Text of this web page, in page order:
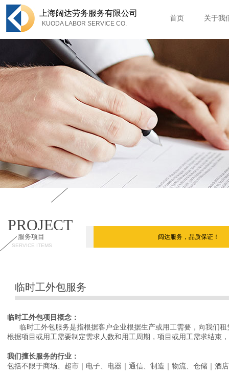
首页 关于我
上海阔达劳务服务有限公司
KUODA LABOR SERVICE CO.
PROJECT
阔达服务，品质保证！
服务项目
SERVICE ITEMS
临时工外包服务
临时工外包项目概念：
临时工外包服务是指根据客户企业根据生产或用工需要，向我们租
根据项目或用工需要制定需求人数和用工周期，项目或用工需求结束
我们擅长服务的行业：
包括不限于商场、超市｜电子、电器｜通信、制造｜物流、仓储｜酒